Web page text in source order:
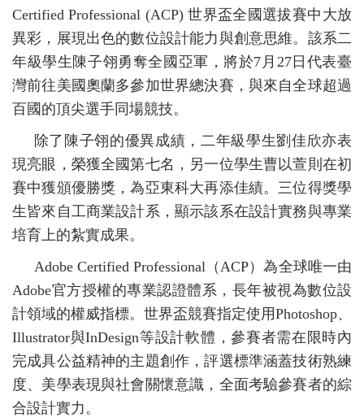
Certified Professional (ACP)世界盃全國選拔賽中大放
異彩，展現出色的數位設計能力與創意思維。該系二
年級學生陳子翎勇奪全國亞軍，將於7 月 27日代表臺
灣前往美國奧蘭多參加世界總決賽，與來自全球超過
百國的頂尖選手同場競技。
除了陳子翎的優異成績，二年級學生劉佳欣亦表
現亮眼，榮獲全國第七名，另一位學生曹以萱則在初
賽中獲頒優勝獎，為亞東科大再添佳績。三位得獎學
生皆來自工商業設計系，顯示該系在設計實務與專業
培育上的紮實成果。
Adobe Certified Professional （ ACP）為全球唯一由
Adobe官方授權的專業認證體系，長年被視為數位設
計領域的權威指標。世界盃競賽指定使用Photoshop、
Illustrator與InDesign等設計軟體，參賽者需在限時內
完成具公益精神的主題創作，評選標準涵蓋技術熟練
度、美學表現與社會關懷意識，全面考驗參賽者的綜
合設計實力。